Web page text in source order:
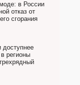
в России
отказ от
сгорания
доступнее
регионы